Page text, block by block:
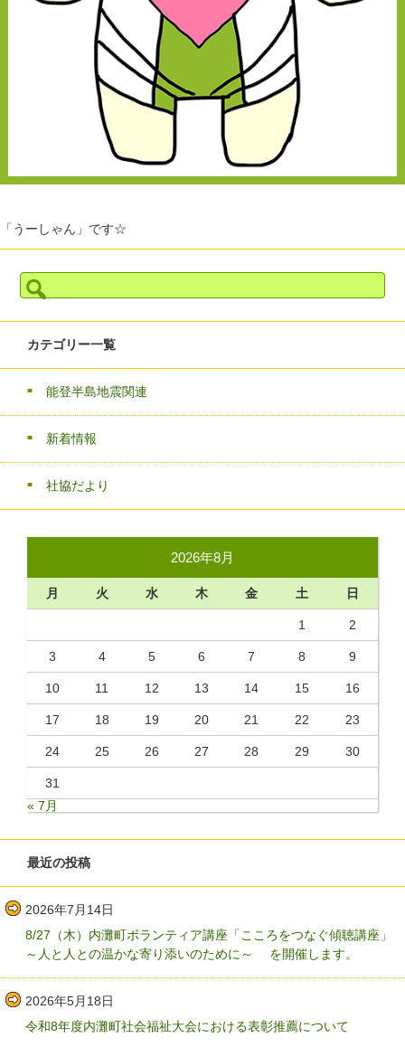
「うーしゃん」です☆
検
索:
カテゴリー一覧
能登半島地震関連
新着情報
社協だより
2026年8月
月 火 水 木 金 土 日
1 2
3 4 5 6 7 8 9
10 11 12 13 14 15 16
17 18 19 20 21 22 23
24 25 26 27 28 29 30
31
« 7月
最近の投稿
2026年7月14日
8/27（木）内灘町ボランティア講座「こころをつなぐ傾聴講座」
～人と人との温かな寄り添いのために～ を開催します。
2026年5月18日
令和8年度内灘町社会福祉大会における表彰推薦について